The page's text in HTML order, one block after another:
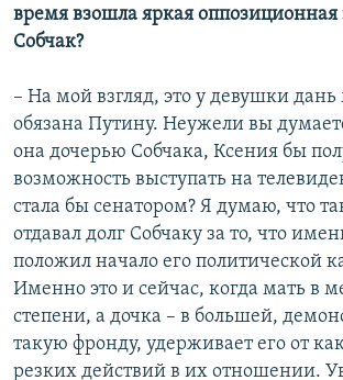
время взошла яркая оппозиционная
Собчак?
– На мой взгляд, это у девушки
обязана Путину. Неужели вы
она дочерью Собчака, Ксения бы
возможность выступать на
стала бы сенатором? Я думаю, что
отдавал долг Собчаку за то, что
положил начало его политической
Именно это и сейчас, когда мать в
степени, а дочка – в большей,
такую фронду, удерживает его от
резких действий в их отношении.